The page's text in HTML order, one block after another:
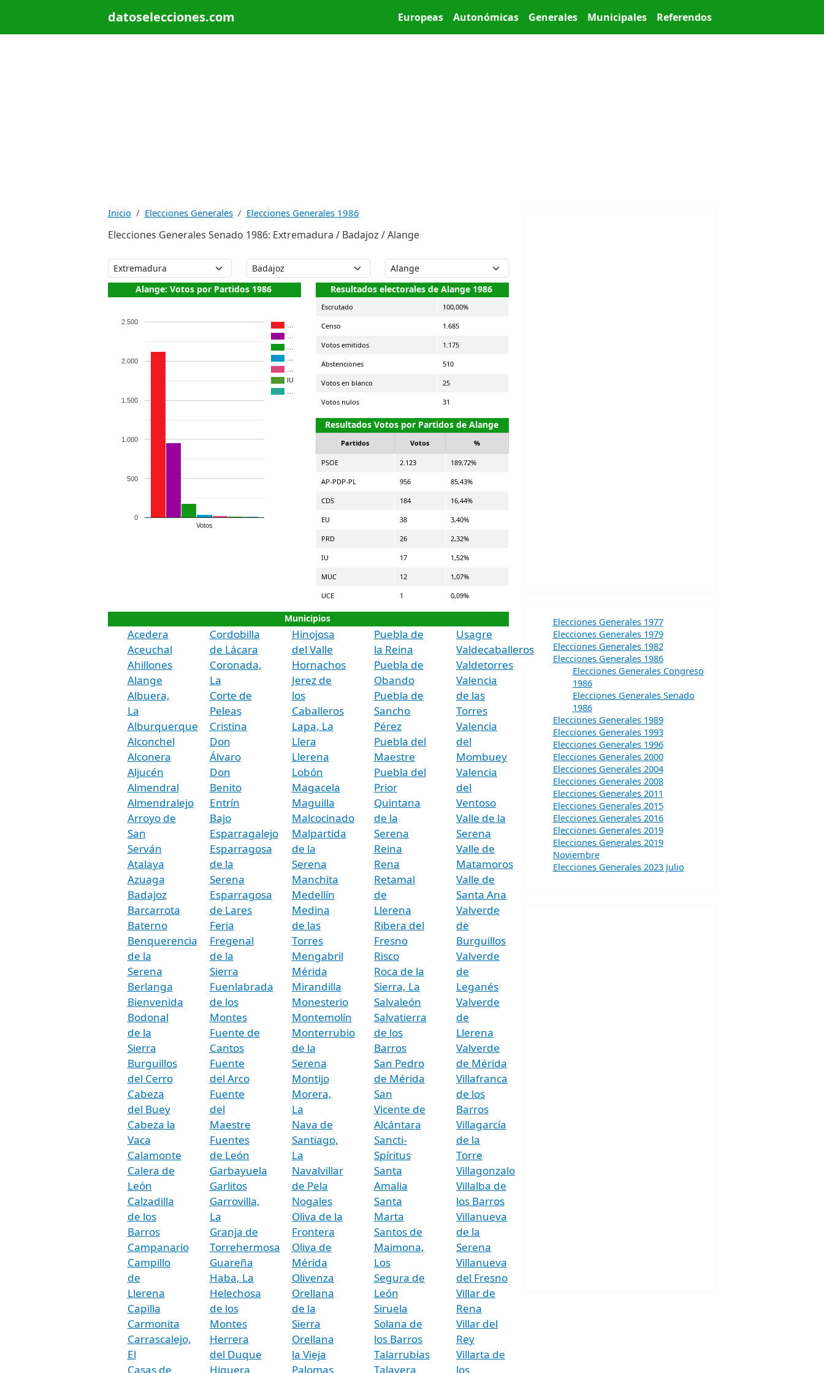
datoselecciones.com Main menu
Europeas Autonómicas Generales Municipales Referendos
Inicio Elecciones Generales Elecciones Generales 1986
Elecciones Generales Senado 1986: Extremadura / Badajoz / Alange
Alange: Votos por Partidos 1986
IU
Votos
0
500
1.000
1.500
2.000
2.500
Resultados electorales de Alange 1986
Escrutado 100,00%
Censo 1.685
Votos emitidos 1.175
Abstenciones 510
Votos en blanco 25
Votos nulos 31
Resultados Votos por Partidos de Alange
Partidos Votos %
PSOE 2.123 189,72%
AP-PDP-PL 956 85,43%
CDS 184 16,44%
EU 38 3,40%
PRD 26 2,32%
IU 17 1,52%
MUC 12 1,07%
UCE 1 0,09%
Municipios
Acedera
Aceuchal
Ahillones
Alange
Albuera,
La
Alburquerque
Alconchel
Alconera
Aljucén
Almendral
Almendralejo
Arroyo de
San
Serván
Atalaya
Azuaga
Badajoz
Barcarrota
Baterno
Benquerencia
de la
Serena
Berlanga
Bienvenida
Bodonal
de la
Sierra
Burguillos
del Cerro
Cabeza
del Buey
Cabeza la
Vaca
Calamonte
Calera de
León
Calzadilla
de los
Barros
Campanario
Campillo
de
Llerena
Capilla
Carmonita
Carrascalejo,
El
Casas de
Cordobilla
de Lácara
Coronada,
La
Corte de
Peleas
Cristina
Don
Álvaro
Don
Benito
Entrín
Bajo
Esparragalejo
Esparragosa
de la
Serena
Esparragosa
de Lares
Feria
Fregenal
de la
Sierra
Fuenlabrada
de los
Montes
Fuente de
Cantos
Fuente
del Arco
Fuente
del
Maestre
Fuentes
de León
Garbayuela
Garlitos
Garrovilla,
La
Granja de
Torrehermosa
Guareña
Haba, La
Helechosa
de los
Montes
Herrera
del Duque
Higuera
Hinojosa
del Valle
Hornachos
Jerez de
los
Caballeros
Lapa, La
Llera
Llerena
Lobón
Magacela
Maguilla
Malcocinado
Malpartida
de la
Serena
Manchita
Medellín
Medina
de las
Torres
Mengabril
Mérida
Mirandilla
Monesterio
Montemolín
Monterrubio
de la
Serena
Montijo
Morera,
La
Nava de
Santiago,
La
Navalvillar
de Pela
Nogales
Oliva de la
Frontera
Oliva de
Mérida
Olivenza
Orellana
de la
Sierra
Orellana
la Vieja
Palomas
Puebla de
la Reina
Puebla de
Obando
Puebla de
Sancho
Pérez
Puebla del
Maestre
Puebla del
Prior
Quintana
de la
Serena
Reina
Rena
Retamal
de
Llerena
Ribera del
Fresno
Risco
Roca de la
Sierra, La
Salvaleón
Salvatierra
de los
Barros
San Pedro
de Mérida
San
Vicente de
Alcántara
Sancti-
Spíritus
Santa
Amalia
Santa
Marta
Santos de
Maimona,
Los
Segura de
León
Siruela
Solana de
los Barros
Talarrubias
Talavera
Usagre
Valdecaballeros
Valdetorres
Valencia
de las
Torres
Valencia
del
Mombuey
Valencia
del
Ventoso
Valle de la
Serena
Valle de
Matamoros
Valle de
Santa Ana
Valverde
de
Burguillos
Valverde
de
Leganés
Valverde
de
Llerena
Valverde
de Mérida
Villafranca
de los
Barros
Villagarcía
de la
Torre
Villagonzalo
Villalba de
los Barros
Villanueva
de la
Serena
Villanueva
del Fresno
Villar de
Rena
Villar del
Rey
Villarta de
los
Elecciones Generales 1977
Elecciones Generales 1979
Elecciones Generales 1982
Elecciones Generales 1986
Elecciones Generales Congreso
1986
Elecciones Generales Senado
1986
Elecciones Generales 1989
Elecciones Generales 1993
Elecciones Generales 1996
Elecciones Generales 2000
Elecciones Generales 2004
Elecciones Generales 2008
Elecciones Generales 2011
Elecciones Generales 2015
Elecciones Generales 2016
Elecciones Generales 2019
Elecciones Generales 2019
Noviembre
Elecciones Generales 2023 Julio